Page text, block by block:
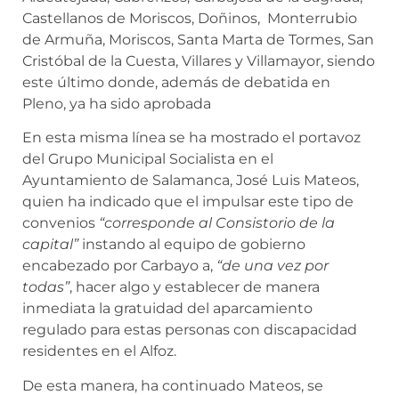
Castellanos de Moriscos, Doñinos, Monterrubio
de Armuña, Moriscos, Santa Marta de Tormes, San
Cristóbal de la Cuesta, Villares y Villamayor, siendo
este último donde, además de debatida en
Pleno, ya ha sido aprobada
En esta misma línea se ha mostrado el portavoz
del Grupo Municipal Socialista en el
Ayuntamiento de Salamanca, José Luis Mateos,
quien ha indicado que el impulsar este tipo de
convenios “corresponde al Consistorio de la
capital”instando al equipo de gobierno
encabezado por Carbayo a, “de una vez por
todas”, hacer algo y establecer de manera
inmediata la gratuidad del aparcamiento
regulado para estas personas con discapacidad
residentes en el Alfoz.
De esta manera, ha continuado Mateos, se